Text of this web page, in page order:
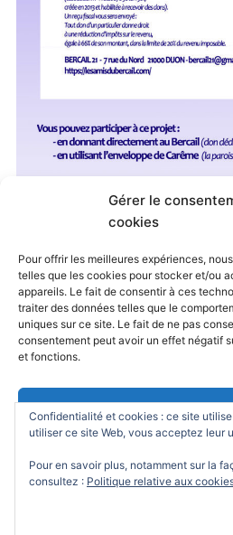
Gérer le
cookies
Pour offrir les meilleures expériences,
telles que les cookies pour stocker et/ou
appareils. Le fait de consentir à ces
traiter des données telles que le
uniques sur ce site. Le fait de ne pas
consentement peut avoir un effet négatif
et fonctions.
Accepter
Voir les
25 février 2020
Carême 2020. Both comments
currently closed.
← Previous
Powered byWordPress/
Confidentialité et cookies : ce site
utiliser ce site Web, vous acceptez leur
Pour en savoir plus, notamment sur la
consultez : Politique relative aux